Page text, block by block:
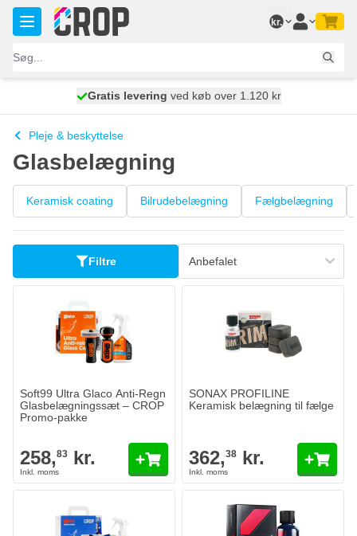
Skip to Content
kr.
vi sender i dag
Gratis levering ved køb over 1.120 kr
100 dage
Pleje & beskyttelse
Glasbelægning
Keramisk coating Bilrudebelægning Fælgbelægning
Filtre
Soft99 Ultra Glaco Anti-Regn
Glasbelægningssæt – CROP
Promo-pakke
258,83 kr.
SONAX PROFILINE
Keramisk belægning til fælge
362,38 kr.